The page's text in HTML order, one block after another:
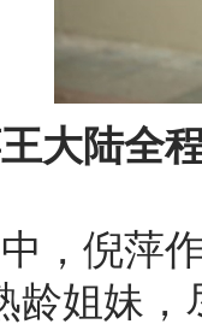
大陆全
倪萍作
龄姐妹